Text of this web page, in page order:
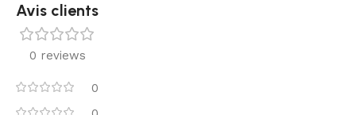
Avis clients
0 reviews
0